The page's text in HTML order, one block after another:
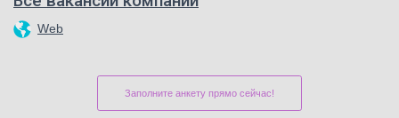
Web
Заполните анкету прямо сейчас!